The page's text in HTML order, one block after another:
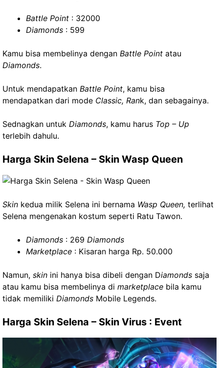
Battle Point : 32000
Diamonds : 599
Kamu bisa membelinya dengan Battle Point atau
Diamonds.
Untuk mendapatkan Battle Point, kamu bisa
mendapatkan dari mode Classic, Rank, dan sebagainya.
Sednagkan untuk Diamonds, kamu harus Top – Up
terlebih dahulu.
Harga Skin Selena – Skin Wasp Queen
Skin kedua milik Selena ini bernama Wasp Queen, terlihat
Selena mengenakan kostum seperti Ratu Tawon.
Diamonds : 269 Diamonds
Marketplace : Kisaran harga Rp. 50.000
Namun, skin ini hanya bisa dibeli dengan Diamonds saja
atau kamu bisa membelinya di marketplace bila kamu
tidak memiliki Diamonds Mobile Legends.
Harga Skin Selena – Skin Virus : Event